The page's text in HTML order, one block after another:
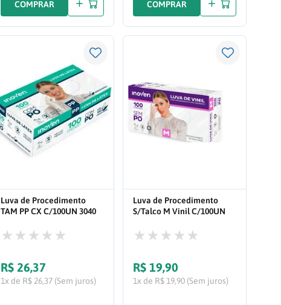
COMPRAR COMPRAR
Luva de Procedimento
TAM PP CX C/100UN 3040
R$ 26,37
1x de R$ 26,37 (Sem juros)
Luva de Procedimento
S/Talco M Vinil C/100UN
R$ 19,90
1x de R$ 19,90 (Sem juros)